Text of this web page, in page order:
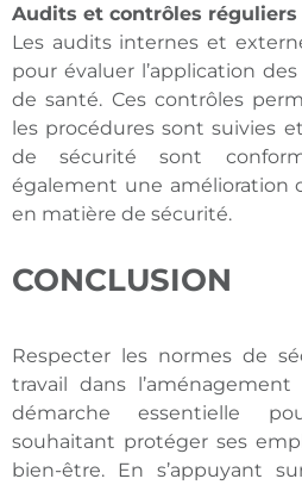
Audits et contrôles réguliers
Les audits internes et
pour évaluer l’application
de santé. Ces contrôles
les procédures sont suivies
de sécurité sont
également une amélioration
en matière de sécurité.
CONCLUSION
Respecter les normes de
travail dans
démarche essentielle
souhaitant protéger ses
bien-être. En s’appuyant